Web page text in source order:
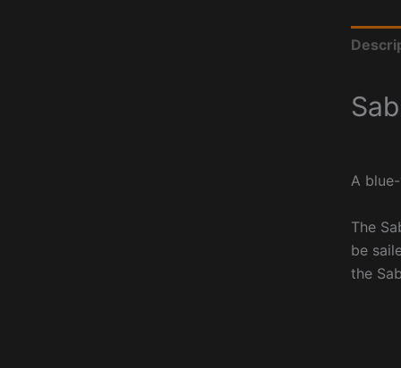
A
The
be
the